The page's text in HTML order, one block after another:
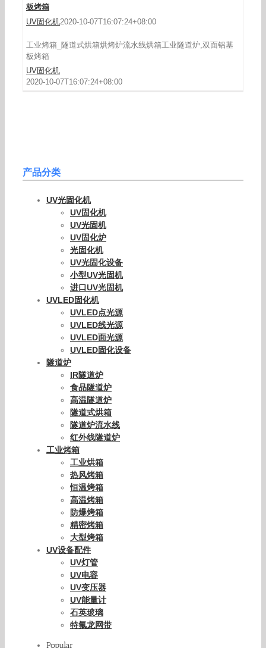
板烤箱
UV固化机2020-10-07T16:07:24+08:00
工业烤箱_隧道式烘箱烘烤炉流水线烘箱工业隧道炉,双面铝基
板烤箱
UV固化机
2020-10-07T16:07:24+08:00
产品分类
UV光固化机
UV固化机
UV光固机
UV固化炉
光固化机
UV光固化设备
小型UV光固机
进口UV光固机
UVLED固化机
UVLED点光源
UVLED线光源
UVLED面光源
UVLED固化设备
隧道炉
IR隧道炉
食品隧道炉
高温隧道炉
隧道式烘箱
隧道炉流水线
红外线隧道炉
工业烤箱
工业烘箱
热风烤箱
恒温烤箱
高温烤箱
防爆烤箱
精密烤箱
大型烤箱
UV设备配件
UV灯管
UV电容
UV变压器
UV能量计
石英玻璃
特氟龙网带
Popular